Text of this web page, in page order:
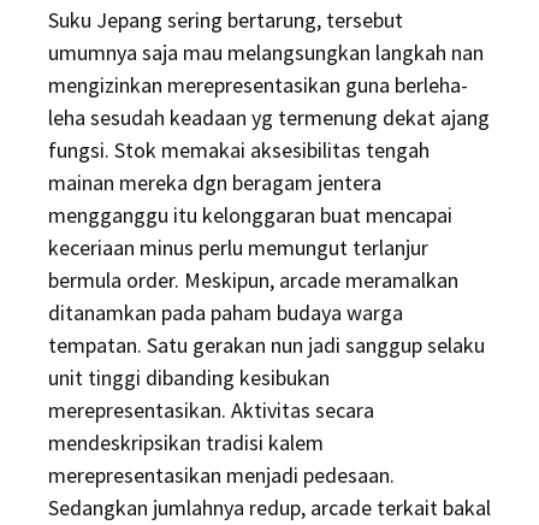
Suku Jepang sering bertarung, tersebut
umumnya saja mau melangsungkan langkah nan
mengizinkan merepresentasikan guna berleha-
leha sesudah keadaan yg termenung dekat ajang
fungsi. Stok memakai aksesibilitas tengah
mainan mereka dgn beragam jentera
mengganggu itu kelonggaran buat mencapai
keceriaan minus perlu memungut terlanjur
bermula order. Meskipun, arcade meramalkan
ditanamkan pada paham budaya warga
tempatan. Satu gerakan nun jadi sanggup selaku
unit tinggi dibanding kesibukan
merepresentasikan. Aktivitas secara
mendeskripsikan tradisi kalem
merepresentasikan menjadi pedesaan.
Sedangkan jumlahnya redup, arcade terkait bakal